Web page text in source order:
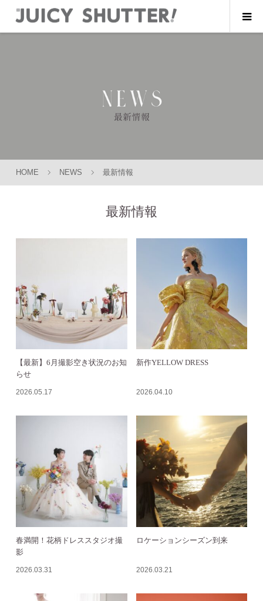
HOME NEWS 最新情報
最新情報
【最新】6月撮影空き状況のお知
らせ
2026.05.17
新作YELLOW DRESS
2026.04.10
春満開！花柄ドレススタジオ撮
影
2026.03.31
ロケーションシーズン到来
2026.03.21